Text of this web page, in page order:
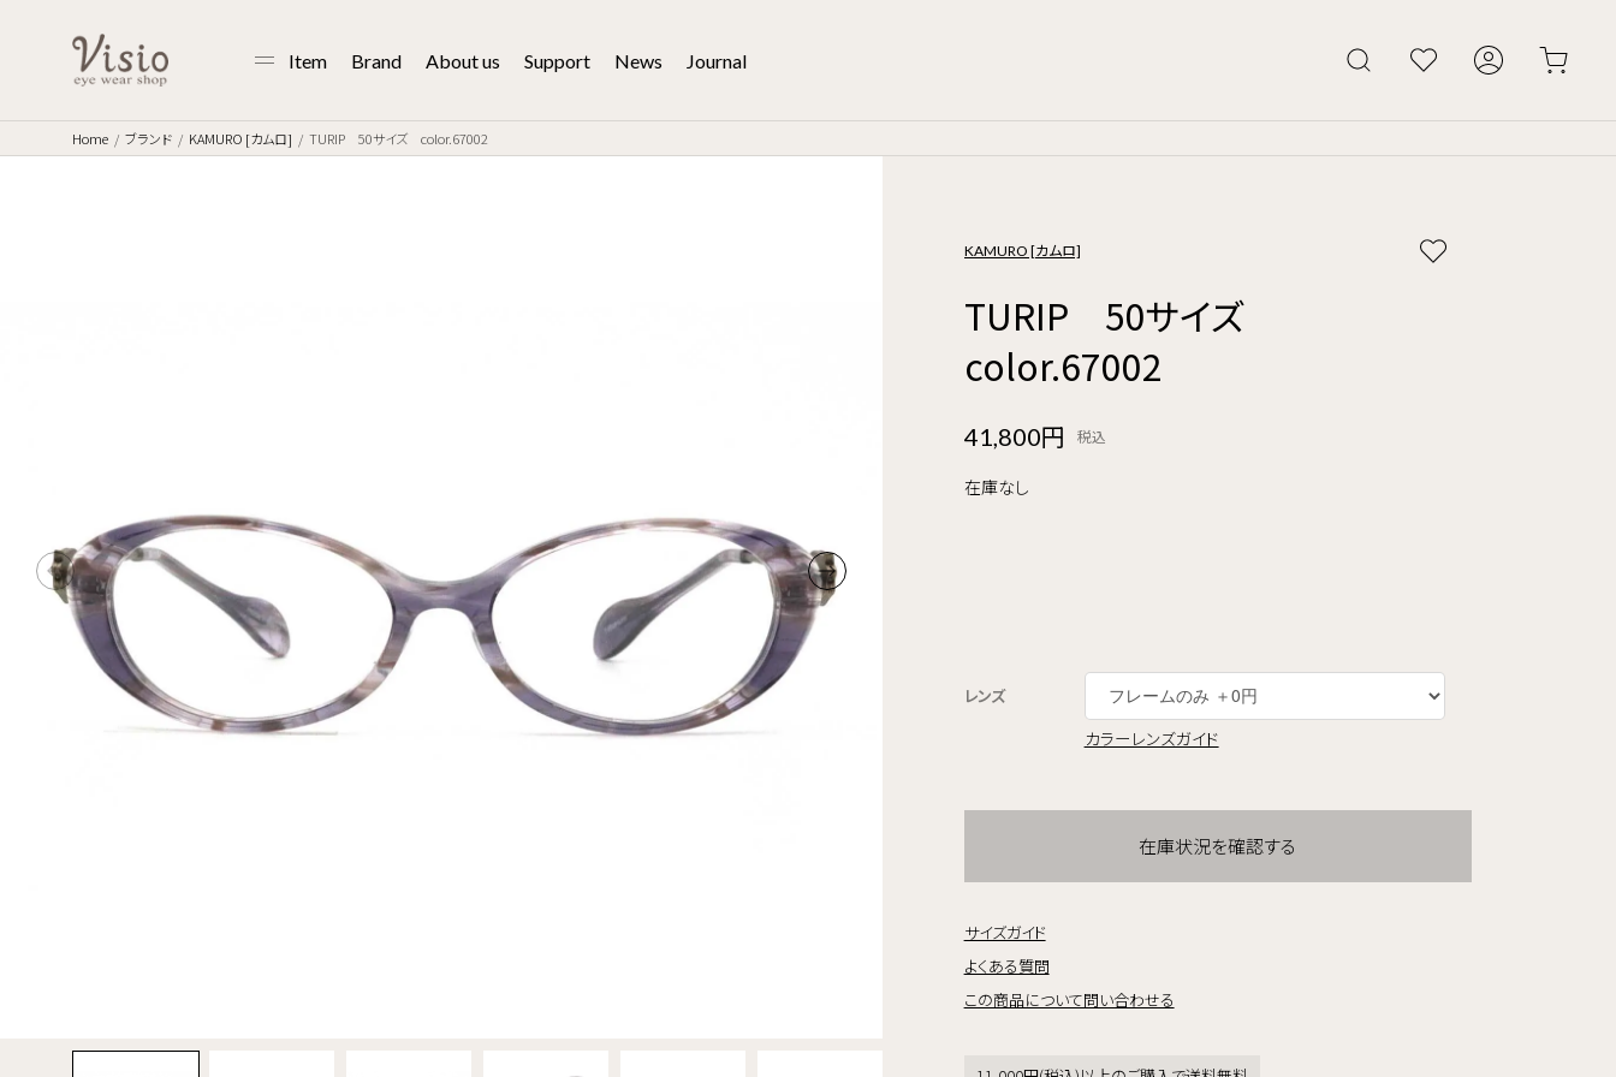
Item Brand About us Support News Journal
Home ブランド KAMURO [カムロ] TURIP 50サイズ color.67002
KAMURO [カムロ]
TURIP 50サイズ
color.67002
41,800円 税込
在庫なし
レンズ
カラーレンズガイド
在庫状況を確認する
サイズガイド
よくある質問
この商品について問い合わせる